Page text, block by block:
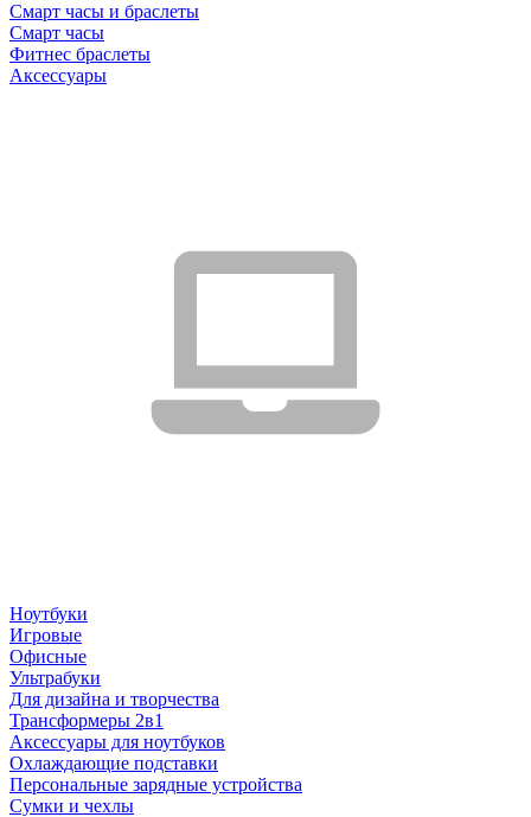
Смарт часы и браслеты
Смарт часы
Фитнес браслеты
Аксессуары
Ноутбуки
Игровые
Офисные
Ультрабуки
Для дизайна и творчества
Трансформеры 2в1
Аксессуары для ноутбуков
Охлаждающие подставки
Персональные зарядные устройства
Сумки и чехлы